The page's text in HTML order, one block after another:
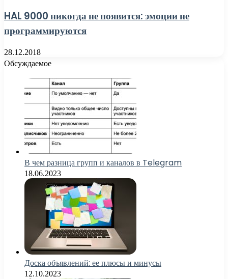
HAL 9000 никогда не появится: эмоции не
программируются
28.12.2018
Обсуждаемое
В чем разница групп и каналов в Telegram
18.06.2023
Доска объявлений: ее плюсы и минусы
12.10.2023